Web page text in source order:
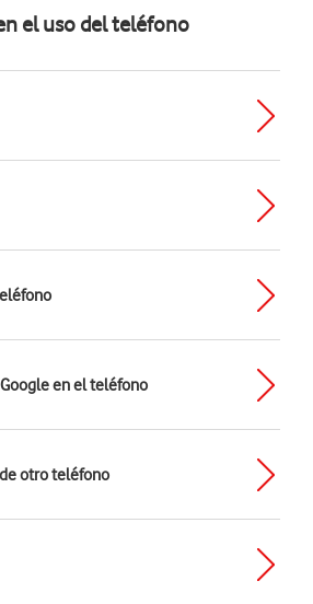
el uso del teléfono
en el teléfono
otro teléfono